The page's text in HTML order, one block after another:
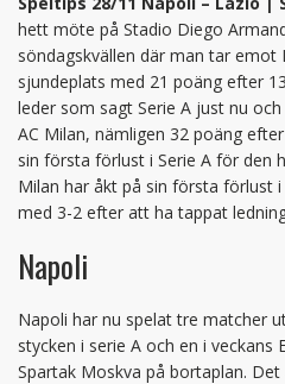
hett möte på Stadio Diego
söndagskvällen där man tar emot
sjundeplats med 21 poäng efter
leder som sagt Serie A just nu
AC Milan, nämligen 32 poäng
sin första förlust i Serie A för den
Milan har åkt på sin första förlust
med 3-2 efter att ha tappat
Napoli
Napoli har nu spelat tre matcher
stycken i serie A och en i
Spartak Moskva på bortaplan.